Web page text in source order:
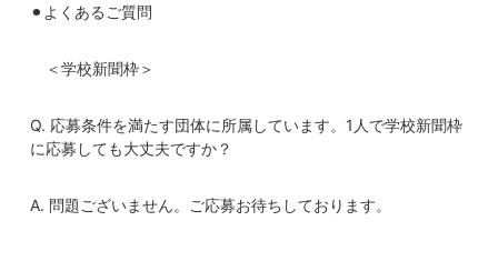
⚫︎よくあるご質問
＜学校新聞枠＞
Q. 応募条件を満たす団体に所属しています。1人で学校新聞枠
に応募しても大丈夫ですか？
A. 問題ございません。ご応募お待ちしております。